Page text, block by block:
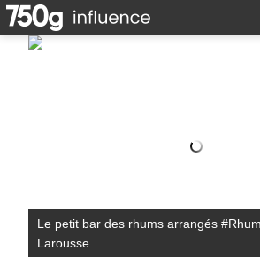
Le petit bar des rhums arrangés
Larousse